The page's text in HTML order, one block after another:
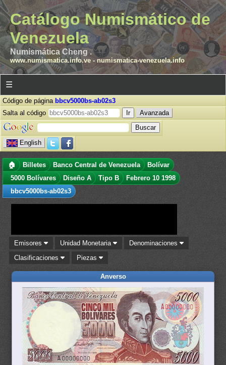
Catálogo Numismático de
Venezuela
Numismática Cheng .
www.numismatica.info.ve- numismatica-venezuela.info
☰
Código de página bbcv5000bs-ab02s3
Salta al código
Avanzada
English
🏠 Billetes Banco Central de Venezuela
Bolívar
5000 Bolívares
Diseño A Tipo B
Febrero 10 1998
bbcv5000bs-ab02s3
Emisores Unidad Monetaria
Denominaciones
Clasificaciones
Piezas
Anverso